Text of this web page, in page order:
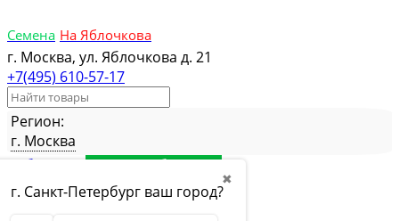
Семена На Яблочкова
г. Москва, ул. Яблочкова д. 21
+7(495) 610-57-17
Регион:
г. Москва
✖
г. Санкт-Петербург ваш город?
Избранное Товар в избранном
СравнениеТовар в сравнении
Вход